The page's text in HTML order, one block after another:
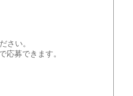
さい。
募できます。